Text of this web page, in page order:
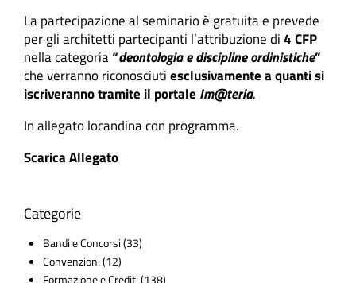
La partecipazione al seminario è gratuita e prevede
per gli architetti partecipanti l’attribuzione di4 CFP
nella categoria“deontologia e discipline ordinistiche”
che verranno riconosciutiesclusivamente a quanti si
iscriveranno tramite il portale Im@teria.
In allegato locandina con programma.
Scarica Allegato
Categorie
Bandi e Concorsi(33)
Convenzioni(12)
Formazione e Crediti(138)